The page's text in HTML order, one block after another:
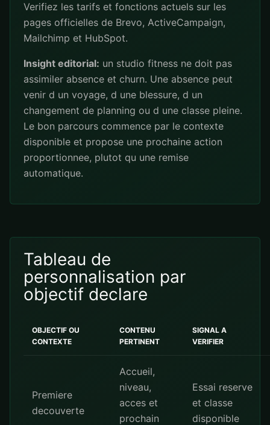
Verifiez les tarifs et fonctions actuels sur les
pages officielles de Brevo, ActiveCampaign,
Mailchimp et HubSpot.
Insight editorial: un studio fitness ne doit pas
assimiler absence et churn. Une absence peut
venir d un voyage, d une blessure, d un
changement de planning ou d une classe pleine.
Le bon parcours commence par le contexte
disponible et propose une prochaine action
proportionnee, plutot qu une remise
automatique.
Tableau de
personnalisation par
objectif declare
OBJECTIF OU
CONTEXTE
CONTENU
PERTINENT
SIGNAL A
VERIFIER
Premiere
decouverte
Accueil,
niveau,
acces et
prochain
Essai reserve
et classe
disponible